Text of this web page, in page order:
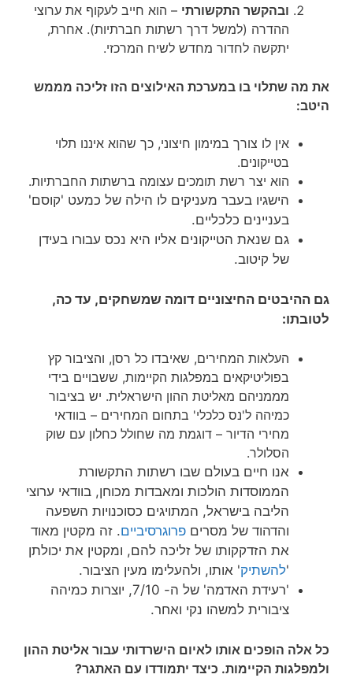
ובהקשר התקשורתי – הוא חייב לעקוף את ערוצי
ההדרה (למשל דרך רשתות חברתיות). אחרת,
יתקשה לחדור מחדש לשיח המרכזי.
את מה שתלוי בו במערכת האילוצים הזו זליכה מממש
היטב:
אין לו צורך במימון חיצוני, כך שהוא איננו תלוי
בטייקונים.
הוא יצר רשת תומכים עצומה ברשתות החברתיות.
הישגיו בעבר מעניקים לו הילה של כמעט 'קוסם'
בעניינים כלכליים.
גם שנאת הטייקונים אליו היא נכס עבורו בעידן
של קיטוב.
גם ההיבטים החיצוניים דומה שמשחקים, עד כה,
לטובתו:
העלאות המחירים, שאיבדו כל רסן, והציבור קץ
בפוליטיקאים במפלגות הקיימות, ששבויים בידי
מממניהם מאליטת ההון הישראלית. יש בציבור
כמיהה ל'נס כלכלי' בתחום המחירים – בוודאי
מחירי הדיור – דוגמת מה שחולל כחלון עם שוק
הסלולר.
אנו חיים בעולם שבו רשתות התקשורת
הממוסדות הולכות ומאבדות מכוחן, בוודאי ערוצי
הליבה בישראל, המתויגים כסוכנויות השפעה
והדהוד של מסרים פרוגרסיביים. זה מקטין מאוד
את הזדקקותו של זליכה להם, ומקטין את יכולתן
'להשתיק' אותו, ולהעלימו מעין הציבור.
'רעידת האדמה' של ה- 7/10, יוצרות כמיהה
ציבורית למשהו נקי ואחר.
כל אלה הופכים אותו לאיום הישרדותי עבור אליטת ההון
ולמפלגות הקיימות. כיצד יתמודדו עם האתגר?